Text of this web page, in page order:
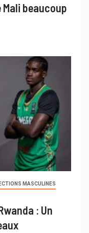
beaucoup
MASCULINES
: Un